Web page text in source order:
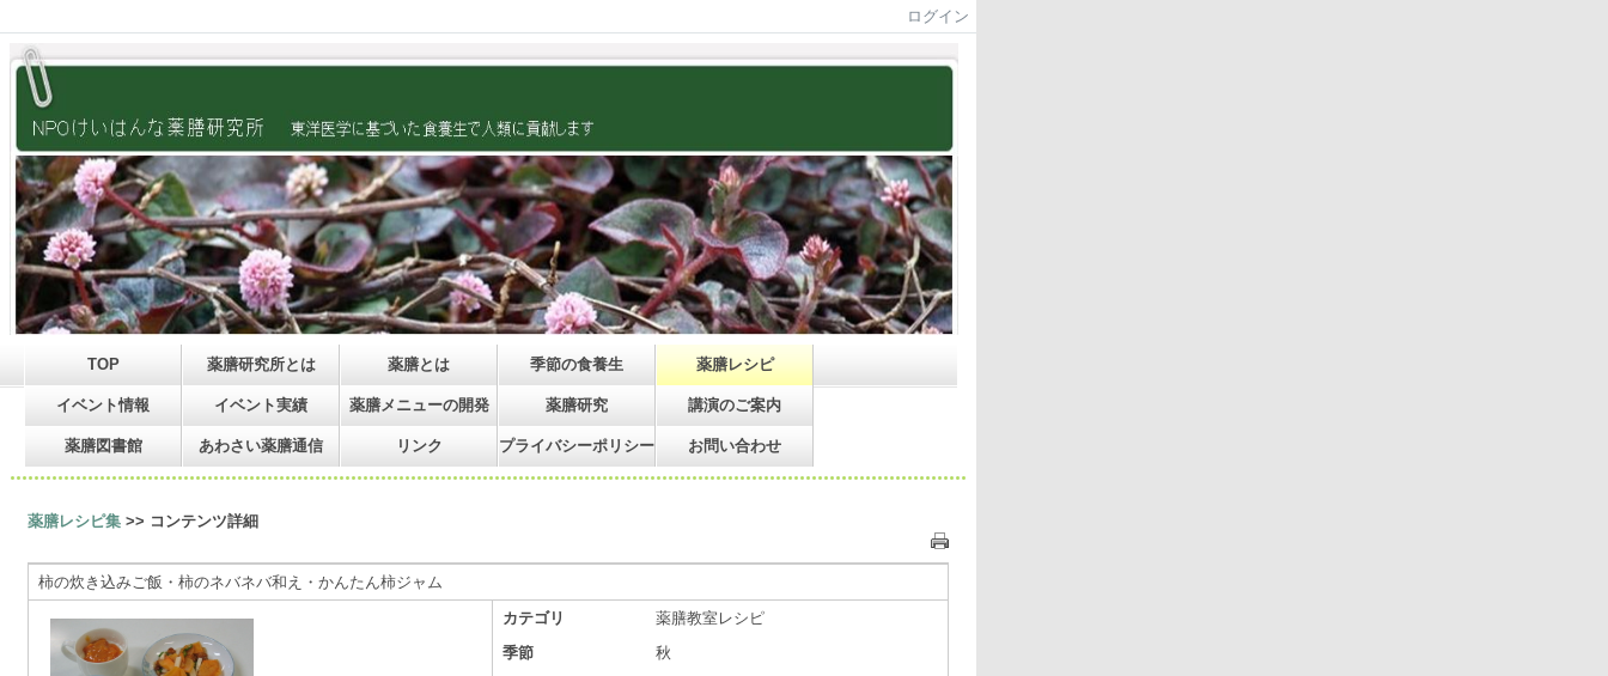
ログイン
TOP 薬膳研究所とは 薬膳とは 季節の食養生 薬膳レシピ
イベント情報 イベント実績 薬膳メニューの開発 薬膳研究 講演のご案内
薬膳図書館 あわさい薬膳通信 リンク プライバシーポリシー お問い合わせ
薬膳レシピ集 >> コンテンツ詳細
柿の炊き込みご飯・柿のネバネバ和え・かんたん柿ジャム
カテゴリ
薬膳教室レシピ
季節
秋